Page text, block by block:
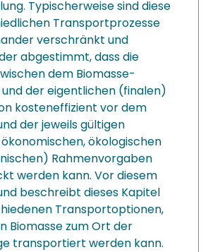
Typischerweise sind diese
Transportprozesse
verschränkt und
abgestimmt, dass die
dem Biomasse-
der eigentlichen (finalen)
kosteneffizient vor dem
der jeweils gültigen
ökologischen
Rahmenvorgaben
werden kann. Vor diesem
beschreibt dieses Kapitel
Transportoptionen,
Biomasse zum Ort der
transportiert werden kann.